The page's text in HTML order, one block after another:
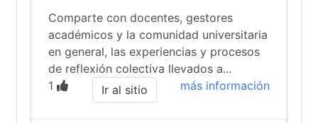
Comparte con docentes, gestores
académicos y la comunidad universitaria
en general, las experiencias y procesos
de reflexión colectiva llevados a...
1
más información
Ir al sitio